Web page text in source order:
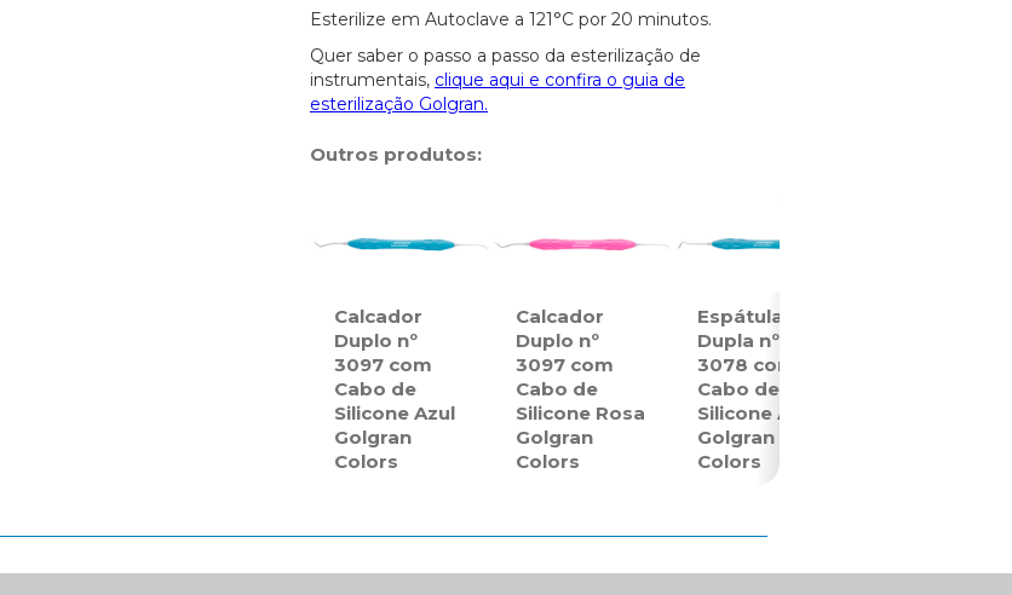
Esterilize em Autoclave a 121°C por 20 minutos.
Quer saber o passo a passo da esterilização de
instrumentais, clique aqui e confira o guia de
esterilização Golgran.
Outros produtos:
Calcador
Duplo nº
3097 com
Cabo de
Silicone Azul
Golgran
Colors
Calcador
Duplo nº
3097 com
Cabo de
Silicone Rosa
Golgran
Colors
Espátula
Dupla nº
3078 com
Cabo de
Silicone Azul
Golgran
Colors